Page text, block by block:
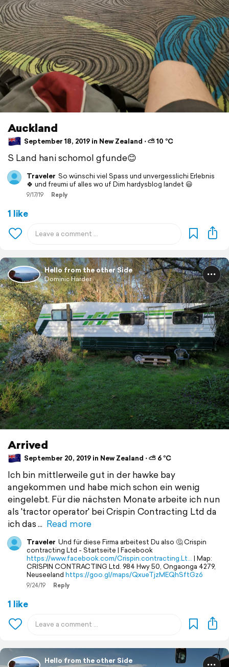
Auckland
September 18, 2019 in New Zealand ⋅ ⛅ 10 °C
S Land hani schomol gfunde😊
Traveler So wünschi viel Spass und unvergesslichi Erlebnis
🍀 und freumi uf alles wo uf Dim hardysblog landet 😃
9/17/19 Reply
1 like
Hello from the other Side
Dominic Harder
Arrived
September 20, 2019 in New Zealand ⋅ ⛅ 6 °C
Ich bin mittlerweile gut in der hawke bay
angekommen und habe mich schon ein wenig
eingelebt. Für die nächsten Monate arbeite ich nun
als 'tractor operator' bei Crispin Contracting Ltd da
ich das
Read more
Traveler Und für diese Firma arbeitest Du also 🤔 Crispin
contracting Ltd - Startseite | Facebook
https://www.facebook.com/Crispin.contracting.Lt… | Map:
CRISPIN CONTRACTING Ltd. 984 Hwy 50, Ongaonga 4279,
Neuseeland https://goo.gl/maps/QxueTjzMEQhSftGz6
9/24/19 Reply
1 like
Hello from the other Side